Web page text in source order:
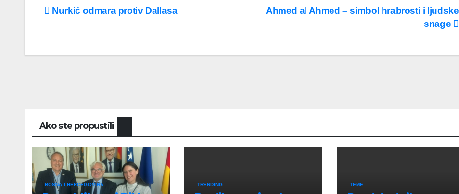
Post
Ahmed al Ahmed – simbol hrabrosti i ljudske
snage
Nurkić odmara protiv Dallasa
Ako ste propustili
BOSNA I HERCEGOVINA TRENDING TEME